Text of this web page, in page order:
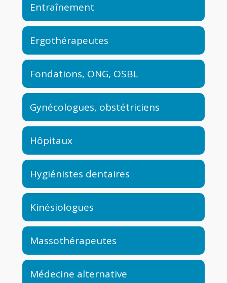
Entraînement
Ergothérapeutes
Fondations, ONG, OSBL
Gynécologues, obstétriciens
Hôpitaux
Hygiénistes dentaires
Kinésiologues
Massothérapeutes
Médecine alternative